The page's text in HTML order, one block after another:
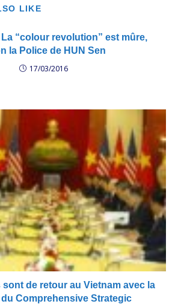
LIKE
“colour revolution” est mûre,
la Police de HUN Sen
17/03/2016
sont de retour au Vietnam avec la
Comprehensive Strategic